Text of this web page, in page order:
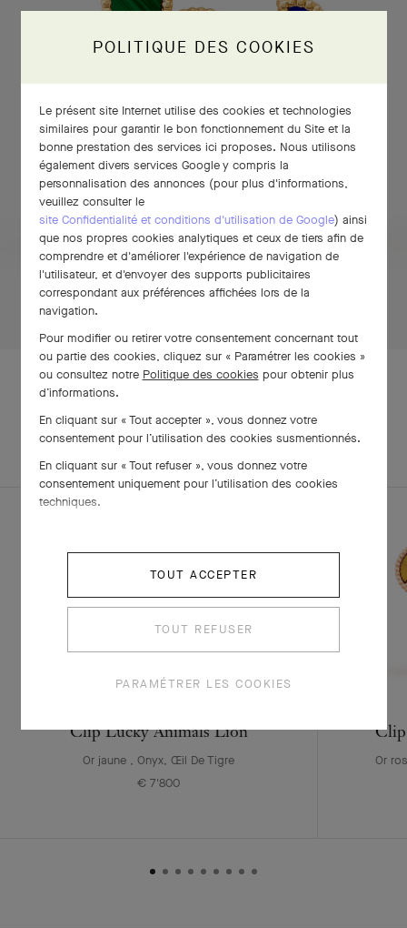
CLIQUEZ ET MAINTENEZ APPUYÉ
Cliquez
appuyé
PARURE
EXPLOREZ
D'AUTRES
CRÉATIONS
Clip Lucky Animals Lion
Or jaune , Onyx, Œil De Tigre
€ 7'800
Or
POLITIQUE DES COOKIES
Le présent site Internet utilise des cookies et technologies
similaires pour garantir le bon fonctionnement du Site et la
bonne prestation des services ici proposes. Nous utilisons
également divers services Google y compris la
personnalisation des annonces (pour plus d'informations,
veuillez consulter le
site Confidentialité et conditions d'utilisation de Google) ainsi
que nos propres cookies analytiques et ceux de tiers afin de
comprendre et d'améliorer l'expérience de navigation de
l'utilisateur, et d'envoyer des supports publicitaires
correspondant aux préférences affichées lors de la
navigation.
Pour modifier ou retirer votre consentement concernant tout
ou partie des cookies, cliquez sur « Paramétrer les cookies »
ou consultez notre Politique des cookies pour obtenir plus
d’informations.
En cliquant sur « Tout accepter », vous donnez votre
consentement pour l’utilisation des cookies susmentionnés.
En cliquant sur « Tout refuser », vous donnez votre
consentement uniquement pour l’utilisation des cookies
techniques.
TOUT ACCEPTER
TOUT REFUSER
PARAMÉTRER LES COOKIES